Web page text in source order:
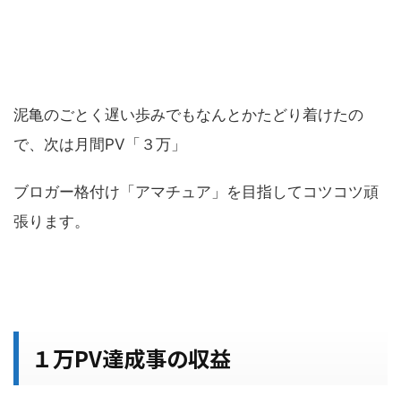
泥亀のごとく遅い歩みでもなんとかたどり着けたの
で、次は月間PV「３万」
ブロガー格付け「アマチュア」を目指してコツコツ頑
張ります。
１万PV達成事の収益